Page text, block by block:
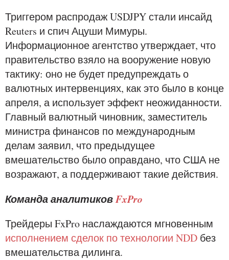
Триггером распродаж USDJPY стали инсайд
Reuters и спич Ацуши Мимуры.
Информационное агентство утверждает, что
правительство взяло на вооружение новую
тактику: оно не будет предупреждать о
валютных интервенциях, как это было в конце
апреля, а использует эффект неожиданности.
Главный валютный чиновник, заместитель
министра финансов по международным
делам заявил, что предыдущее
вмешательство было оправдано, что США не
возражают, а поддерживают такие действия.
Команда аналитиковFxPro
Трейдеры FxPro наслаждаются мгновенным
исполнением сделок по технологии NDD без
вмешательства дилинга.